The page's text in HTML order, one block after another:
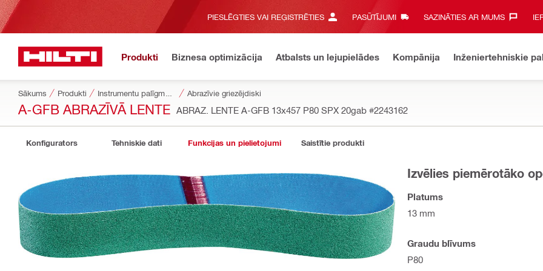
PIESLĒGTIES VAI REĢISTRĒTIES PASŪTĪJUMI SAZINĀTIES AR MUMS‎
Produkti Biznesa optimizācija Atbalsts un lejupielādes Kompānija Inženiertehniskie
Sākums Produkti Abrazīvie griezējdiski
A-GFB ABRAZĪVĀ LENTE ABRAZ. LENTE A-GFB 13x457 P80 SPX 20gab #2243162
Konfigurators Tehniskie dati Funkcijas un pielietojumi Saistītie produkti
Izvēlies piemērotāko
Platums
13 mm
Graudu blīvums
P80